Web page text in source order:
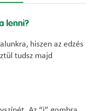
lenni?
hiszen az edzés
tudsz majd